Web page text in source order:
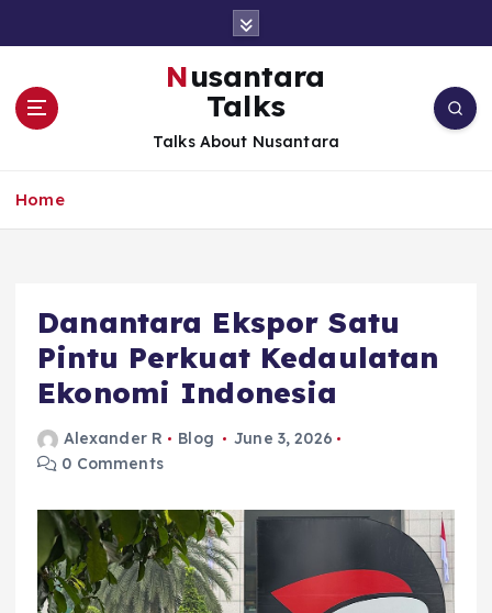
Nusantara
Talks
Talks About Nusantara
Home
Danantara Ekspor Satu
Pintu Perkuat Kedaulatan
Ekonomi Indonesia
Alexander R Blog
June 3, 2026
0 Comments